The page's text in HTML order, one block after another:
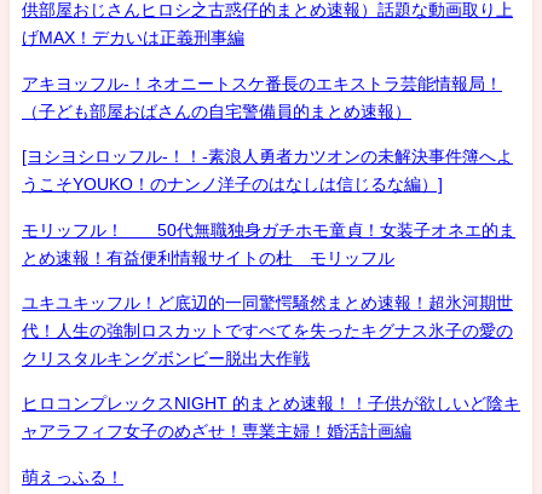
供部屋おじさんヒロシ之古惑仔的まとめ速報）話題な動画取り上
げMAX！デカいは正義刑事編
アキヨッフル-！ネオニートスケ番長のエキストラ芸能情報局！
（子ども部屋おばさんの自宅警備員的まとめ速報）
[ヨシヨシロッフル-！！-素浪人勇者カツオンの未解決事件簿へよ
うこそYOUKO！のナンノ洋子のはなしは信じるな編）]
モリッフル！ 50代無職独身ガチホモ童貞！女装子オネエ的ま
とめ速報！有益便利情報サイトの杜 モリッフル
ユキユキッフル！ど底辺的一同驚愕騒然まとめ速報！超氷河期世
代！人生の強制ロスカットですべてを失ったキグナス氷子の愛の
クリスタルキングボンビー脱出大作戦
ヒロコンプレックスNIGHT 的まとめ速報！！子供が欲しいど陰キ
ャアラフィフ女子のめざせ！専業主婦！婚活計画編
萌えっふる！